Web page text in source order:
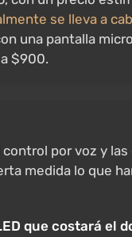
se lleva a
una pantalla
$900.
por voz y las
medida lo que
que costará el